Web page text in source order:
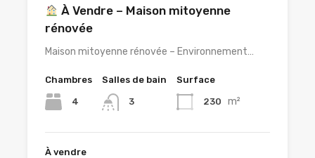
À Vendre – Maison mitoyenne
rénovée
Maison mitoyenne rénovée – Environnement…
Chambres
4
Salles de bain
3
Surface
230 m²
À vendre